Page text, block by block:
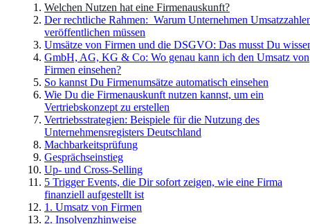
Welchen Nutzen hat eine Firmenauskunft?
Der rechtliche Rahmen: Warum Unternehmen
veröffentlichen müssen
Umsätze von Firmen und die DSGVO: Das musst Du
GmbH, AG, KG & Co: Wo genau kann ich den Umsatz von
Firmen einsehen?
So kannst Du Firmenumsätze automatisch einsehen
Wie Du die Firmenauskunft nutzen kannst, um ein
Vertriebskonzept zu erstellen
Vertriebsstrategien: Beispiele für die Nutzung des
Unternehmensregisters Deutschland
Machbarkeitsprüfung
Gesprächseinstieg
Up- und Cross-Selling
5 Trigger Events, die Dir sofort zeigen, wie eine Firma
finanziell aufgestellt ist
1. Umsatz von Firmen
2. Insolvenzhinweise